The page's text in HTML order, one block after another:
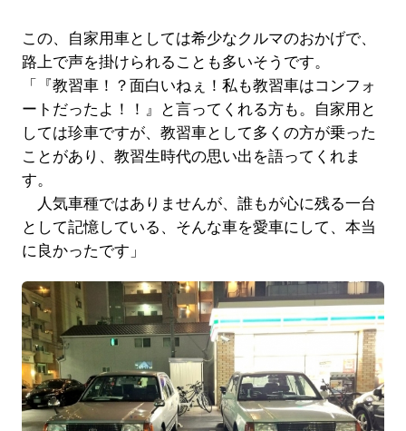
この、自家用車としては希少なクルマのおかげで、
路上で声を掛けられることも多いそうです。
「『教習車！？面白いねぇ！私も教習車はコンフォ
ートだったよ！！』と言ってくれる方も。自家用と
しては珍車ですが、教習車として多くの方が乗った
ことがあり、教習生時代の思い出を語ってくれま
す。
人気車種ではありませんが、誰もが心に残る一台
として記憶している、そんな車を愛車にして、本当
に良かったです」